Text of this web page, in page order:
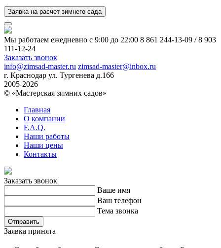
Заявка на расчет зимнего сада
Мы работаем ежедневно с 9:00 до 22:00 8 861 244-13-09 /8 903
111-12-24
Заказать звонок
info@zimsad-master.ru zimsad-master@inbox.ru
г. Краснодар ул. Тургенева д.166
2005-2026
© «Мастерская зимних садов»
Главная
О компании
F.A.Q.
Наши работы
Наши цены
Контакты
Заказать звонок
Ваше имя
Ваш телефон
Тема звонка
Отправить
Заявка принята